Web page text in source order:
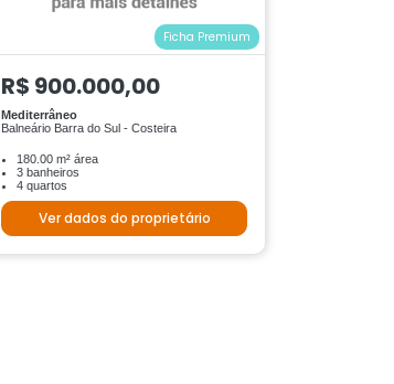
Ficha Premium
R$ 900.000,00
Mediterrâneo
Balneário Barra do Sul - Costeira
180.00 m² área
3 banheiros
4 quartos
Ver dados do proprietário